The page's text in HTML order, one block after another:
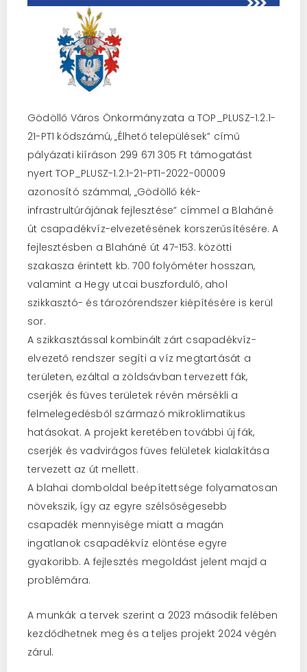
Gödöllő Város Önkormányzata a TOP_PLUSZ-1.2.1-
21-PT1 kódszámú, „Élhető települések” című
pályázati kiíráson 299 671 305 Ft támogatást
nyert TOP_PLUSZ-1.2.1-21-PT1-2022-00009
azonosító számmal, „Gödöllő kék-
infrastrultúrájának fejlesztése” címmel a Blaháné
út csapadékvíz-elvezetésének korszerűsítésére. A
fejlesztésben a Blaháné út 47-153. közötti
szakasza érintett kb. 700 folyóméter hosszan,
valamint a Hegy utcai buszforduló, ahol
szikkasztó- és tározórendszer kiépítésére is kerül
sor.
A szikkasztással kombinált zárt csapadékvíz-
elvezető rendszer segíti a víz megtartását a
területen, ezáltal a zöldsávban tervezett fák,
cserjék és füves területek révén mérsékli a
felmelegedésből származó mikroklimatikus
hatásokat. A projekt keretében további új fák,
cserjék és vadvirágos füves felületek kialakítása
tervezett az út mellett.
A blahai domboldal beépítettsége folyamatosan
növekszik, így az egyre szélsőségesebb
csapadék mennyisége miatt a magán
ingatlanok csapadékvíz elöntése egyre
gyakoribb. A fejlesztés megoldást jelent majd a
problémára.
A munkák a tervek szerint a 2023 második felében
kezdődhetnek meg és a teljes projekt 2024 végén
zárul.